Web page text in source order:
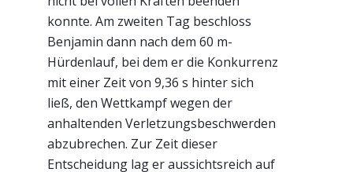
konnte. Am zweiten Tag beschloss
Benjamin dann nach dem 60 m-
Hürdenlauf, bei dem er die Konkurrenz
mit einer Zeit von 9,36 s hinter sich
ließ, den Wettkampf wegen der
anhaltenden Verletzungsbeschwerden
abzubrechen. Zur Zeit dieser
Entscheidung lag er aussichtsreich auf